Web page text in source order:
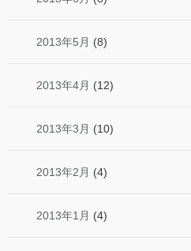
2013年5月 (8)
2013年4月 (12)
2013年3月 (10)
2013年2月 (4)
2013年1月 (4)